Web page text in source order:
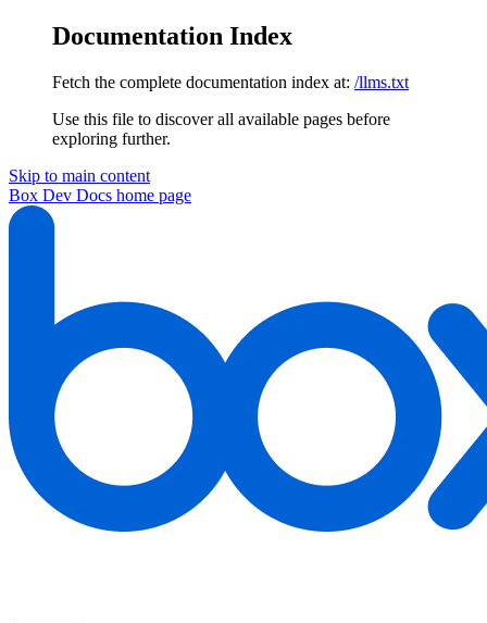
Documentation Index
Fetch the complete documentation index at: /llms.txt
Use this file to discover all available pages before
exploring further.
Skip to main content
Box Dev Docs home page